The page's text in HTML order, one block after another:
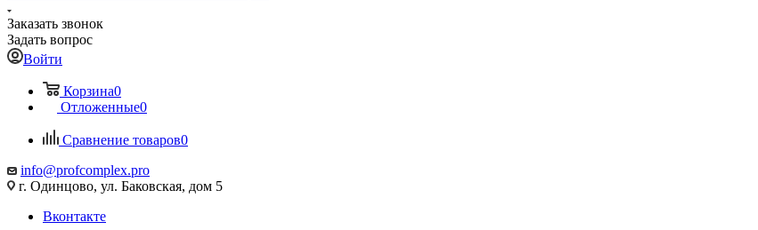
Заказать звонок
Задать вопрос
Войти
Корзина0
Отложенные0
Сравнение товаров0
info@profcomplex.pro
г. Одинцово, ул. Баковская, дом 5
Вконтакте